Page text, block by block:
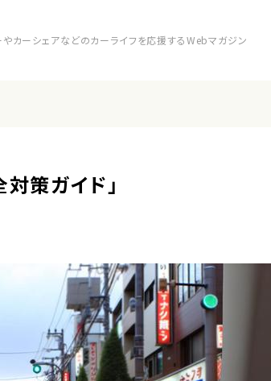
カーシェアなどのカーライフを応援するWebマガジン
策ガイド」